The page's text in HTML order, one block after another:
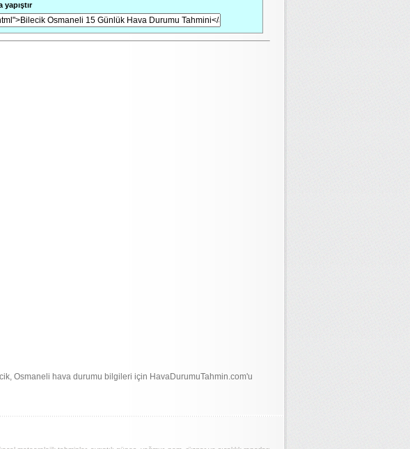
Osmaneli hava durumu bilgileri için HavaDurumuTahmin.com'u